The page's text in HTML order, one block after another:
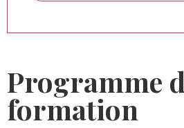
Programme
formation